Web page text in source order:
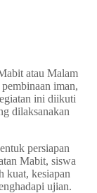
atau Malam
iman,
ini diikuti
dilaksanakan
persiapan
Mabit, siswa
kuat, kesiapan
ujian.